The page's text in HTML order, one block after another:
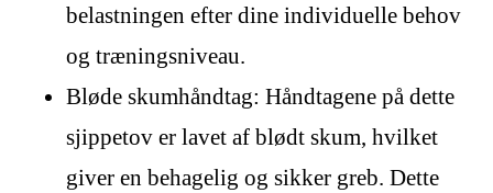
belastningen efter dine individuelle behov
og træningsniveau.
Bløde skumhåndtag: Håndtagene på dette
sjippetov er lavet af blødt skum, hvilket
giver en behagelig og sikker greb. Dette